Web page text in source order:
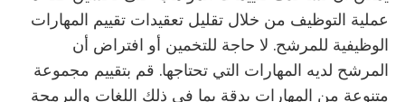
عملية التوظيف من خلال تقليل تعقيدات تقييم المهارات
الوظيفية للمرشح. لا حاجة للتخمين أو افتراض أن
المرشح لديه المهارات التي تحتاجها. قم بتقييم مجموعة
متنوعة من المهارات بدقة بما في ذلك اللغات والبرمجة